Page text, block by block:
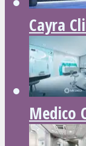
Cayra
Medico